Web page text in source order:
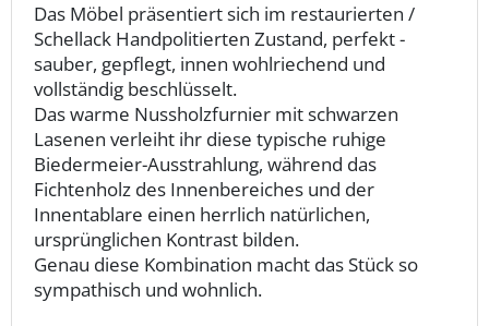
Das Möbel präsentiert sich im restaurierten /
Schellack Handpolitierten Zustand, perfekt -
sauber, gepflegt, innen wohlriechend und
vollständig beschlüsselt.
Das warme Nussholzfurnier mit schwarzen
Lasenen verleiht ihr diese typische ruhige
Biedermeier-Ausstrahlung, während das
Fichtenholz des Innenbereiches und der
Innentablare einen herrlich natürlichen,
ursprünglichen Kontrast bilden.
Genau diese Kombination macht das Stück so
sympathisch und wohnlich.